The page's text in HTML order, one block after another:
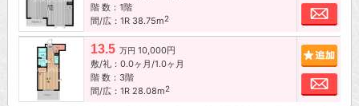
階 数：1階
間/広：1R 38.75m2
お
13.5 万円 10,000円
敷/礼：0.0ヶ月/1.0ヶ月
階 数：3階
間/広：1R 28.08m2
お